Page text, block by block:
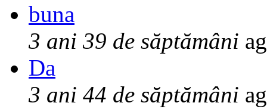
buna
3 ani 39 de săptămâni
Da
3 ani 44 de săptămâni